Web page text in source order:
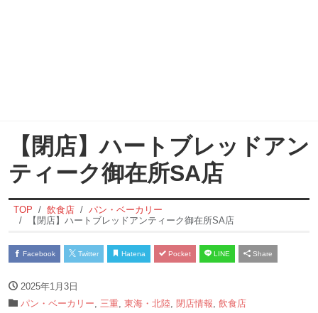
【閉店】ハートブレッドアン
ティーク御在所SA店
TOP 飲食店
パン・ベーカリー
【閉店】ハートブレッドアンティーク御在所SA店
Facebook Twitter Hatena Pocket LINE Share
2025年1月3日
パン・ベーカリー
三重 東海・北陸 閉店情報 飲食店